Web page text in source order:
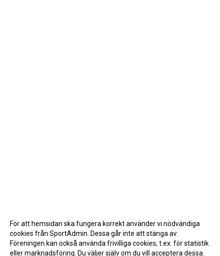
För att hemsidan ska fungera korrekt använder vi nödvändiga
cookies från SportAdmin. Dessa går inte att stänga av.
Föreningen kan också använda frivilliga cookies, t.ex. för statistik
eller marknadsföring. Du väljer själv om du vill acceptera dessa.